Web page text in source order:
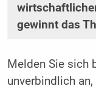
gewinnt das
Melden Sie sich
unverbindlich